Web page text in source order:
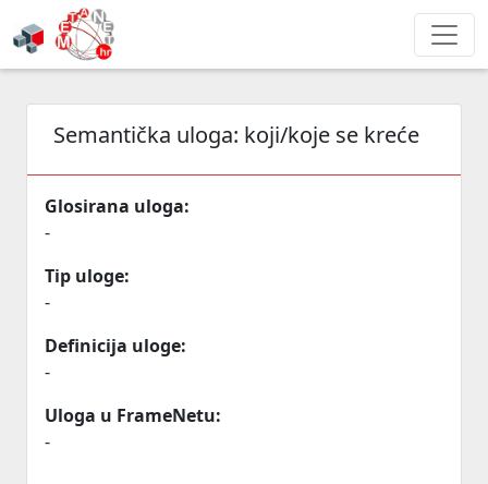
Semantička uloga: koji/koje se kreće
Glosirana uloga:
-
Tip uloge:
-
Definicija uloge:
-
Uloga u FrameNetu:
-